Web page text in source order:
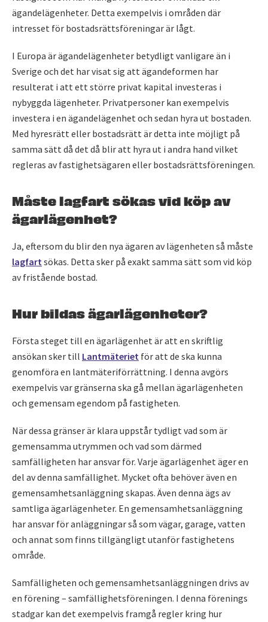
ägandelägenheter. Detta exempelvis i områden där
intresset för bostadsrättsföreningar är lågt.
I Europa är ägandelägenheter betydligt vanligare än i
Sverige och det har visat sig att ägandeformen har
resulterat i att ett större privat kapital investeras i
nybyggda lägenheter. Privatpersoner kan exempelvis
investera i en ägandelägenhet och sedan hyra ut bostaden.
Med hyresrätt eller bostadsrätt är detta inte möjligt på
samma sätt då det då blir att hyra ut i andra hand vilket
regleras av fastighetsägaren eller bostadsrättsföreningen.
Måste lagfart sökas vid köp av
ägarlägenhet?
Ja, eftersom du blir den nya ägaren av lägenheten så måste
lagfartsökas. Detta sker på exakt samma sätt som vid köp
av fristående bostad.
Hur bildas ägarlägenheter?
Första steget till en ägarlägenhet är att en skriftlig
ansökan sker till Lantmäteriet för att de ska kunna
genomföra en lantmäteriförrättning. I denna avgörs
exempelvis var gränserna ska gå mellan ägarlägenheten
och gemensam egendom på fastigheten.
När dessa gränser är klara uppstår tydligt vad som är
gemensamma utrymmen och vad som därmed
samfälligheten har ansvar för. Varje ägarlägenhet äger en
del av denna samfällighet. Mycket ofta behöver även en
gemensamhetsanläggning skapas. Även denna ägs av
samtliga ägarlägenheter. En gemensamhetsanläggning
har ansvar för anläggningar så som vägar, garage, vatten
och annat som finns tillgängligt utanför fastighetens
område.
Samfälligheten och gemensamhetsanläggningen drivs av
en förening – samfällighetsföreningen. I denna förenings
stadgar kan det exempelvis framgå regler kring hur